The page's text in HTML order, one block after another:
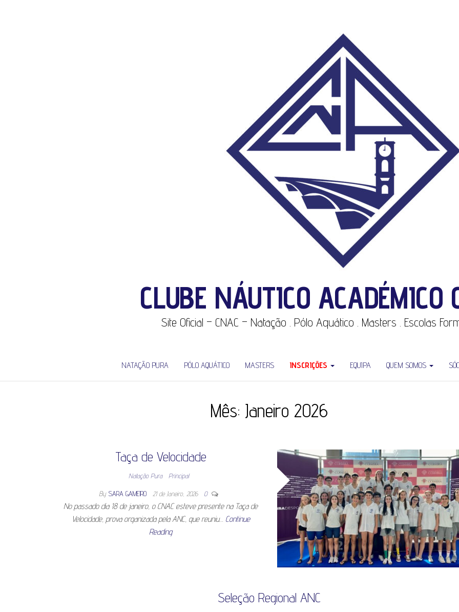
CLUBE NÁUTICO ACADÉMICO
Site Oficial – CNAC – Natação . Pólo Aquático . Masters . Escolas
NATAÇÃO PURA PÓLO AQUÁTICO MASTERS INSCRIÇÕES EQUIPA QUEM SOMOS
Mês: Janeiro 2026
Taça de Velocidade
Natação Pura Principal
By SARA GAMEIRO 21 de Janeiro, 2026 0
No passado dia 18 de janeiro, o CNAC esteve presente na Taça de
Velocidade, prova organizada pela ANC, que reuniu… Continue
Reading
Seleção Regional ANC